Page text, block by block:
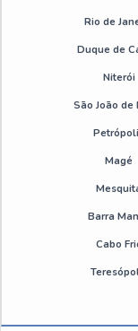
Tratamento
Empresa
Empresa
Rio de
Duque de
Niterói
São João de
Magé
Barra
Cabo